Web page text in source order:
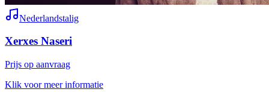
Nederlandstalig
Xerxes Naseri
Prijs op aanvraag
Klik voor meer informatie